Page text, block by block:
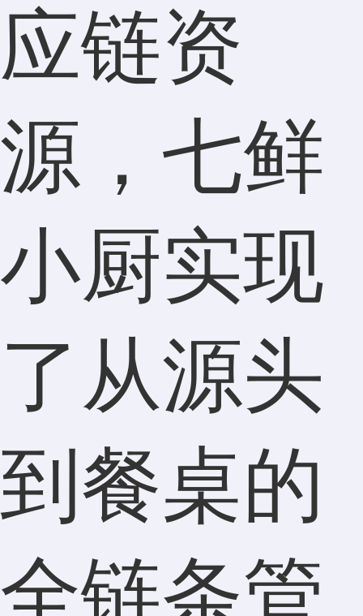
应链资
源，七鲜
小厨实现
了从源头
到餐桌的
全链条管